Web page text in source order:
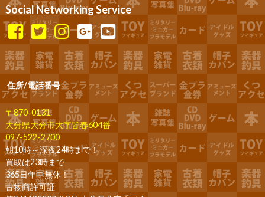
Social Networking Service
住所/電話番号
〒870-0131
大分県大分市大字皆春604番
097-522-2700
朝10時～深夜24時まで！
買取は23時まで
365日年中無休！
古物商許可証